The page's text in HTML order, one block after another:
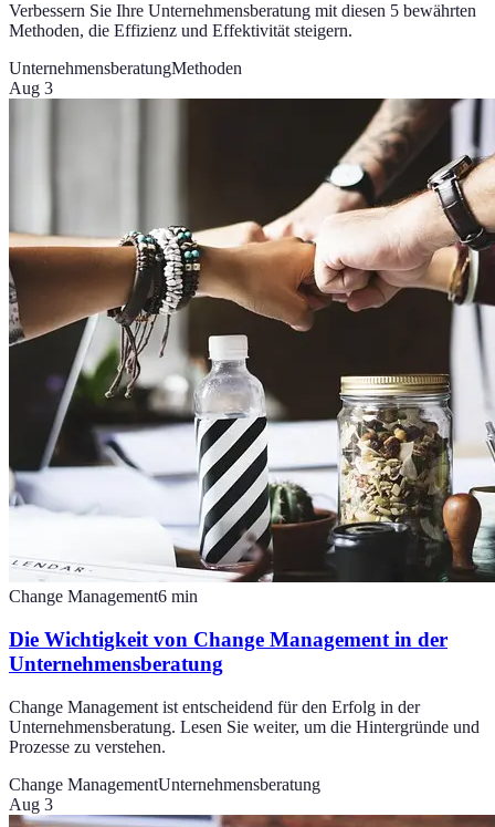
Verbessern Sie Ihre Unternehmensberatung mit diesen 5 bewährten
Methoden, die Effizienz und Effektivität steigern.
UnternehmensberatungMethoden
Aug 3
Change Management6 min
Die Wichtigkeit von Change Management in der
Unternehmensberatung
Change Management ist entscheidend für den Erfolg in der
Unternehmensberatung. Lesen Sie weiter, um die Hintergründe und
Prozesse zu verstehen.
Change ManagementUnternehmensberatung
Aug 3